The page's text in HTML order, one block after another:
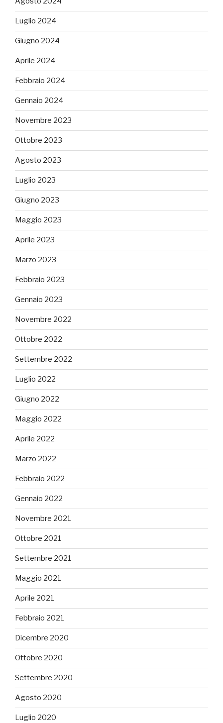
Luglio 2024
Giugno 2024
Aprile 2024
Febbraio 2024
Gennaio 2024
Novembre 2023
Ottobre 2023
Agosto 2023
Luglio 2023
Giugno 2023
Maggio 2023
Aprile 2023
Marzo 2023
Febbraio 2023
Gennaio 2023
Novembre 2022
Ottobre 2022
Settembre 2022
Luglio 2022
Giugno 2022
Maggio 2022
Aprile 2022
Marzo 2022
Febbraio 2022
Gennaio 2022
Novembre 2021
Ottobre 2021
Settembre 2021
Maggio 2021
Aprile 2021
Febbraio 2021
Dicembre 2020
Ottobre 2020
Settembre 2020
Agosto 2020
Luglio 2020